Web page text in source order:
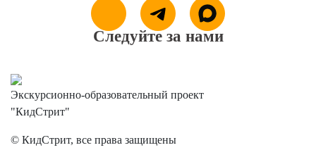
Следуйте за нами
Экскурсионно-образовательный проект
"КидСтрит"
© КидСтрит, все права защищены